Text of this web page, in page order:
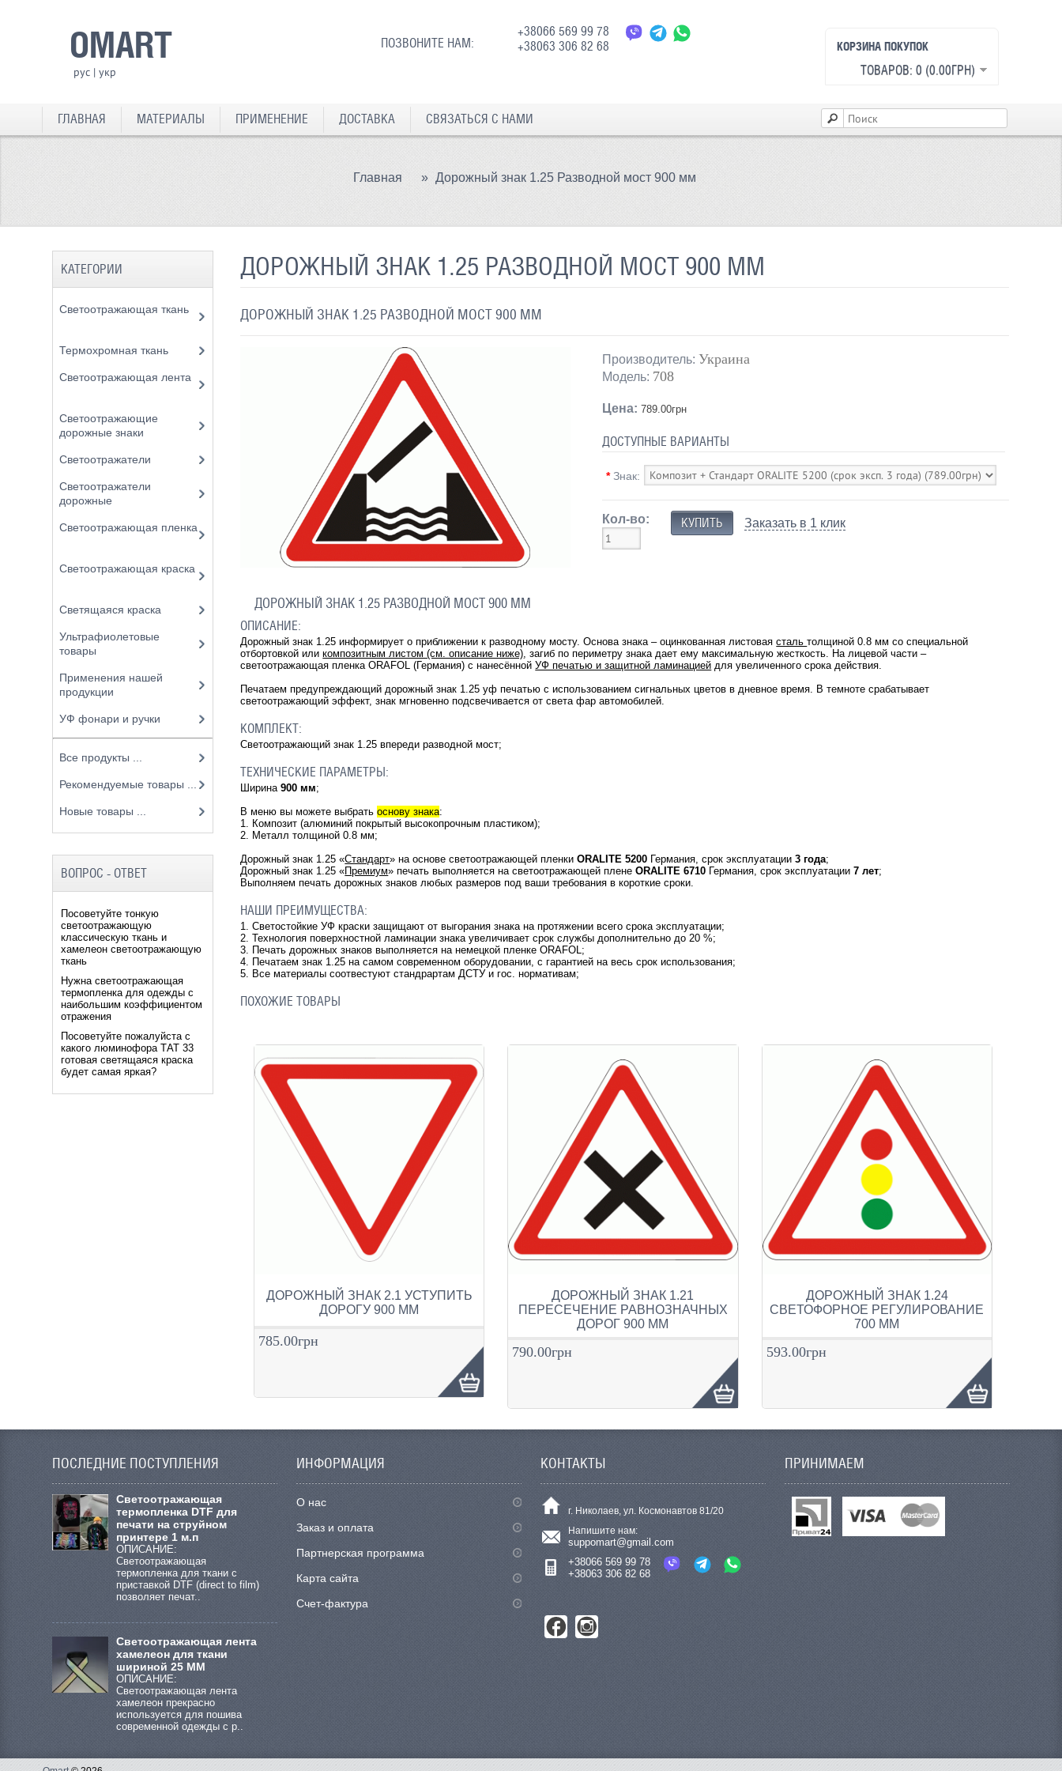
OMART
рус |укр
ПОЗВОНИТЕ НАМ:
+38066 569 99 78
+38063 306 82 68
КОРЗИНА ПОКУПОК
ТОВАРОВ: 0 (0.00ГРН)
ГЛАВНАЯ МАТЕРИАЛЫ ПРИМЕНЕНИЕ ДОСТАВКА СВЯЗАТЬСЯ С НАМИ
Главная » Дорожный знак 1.25 Разводной мост 900 мм
ДОРОЖНЫЙ ЗНАК 1.25 РАЗВОДНОЙ МОСТ 900 ММ
ДОРОЖНЫЙ ЗНАК 1.25 РАЗВОДНОЙ МОСТ 900 ММ
Производитель: Украина
Модель: 708
Цена: 789.00грн
ДОСТУПНЫЕ ВАРИАНТЫ
* Знак:
Кол-во: Заказать в 1 клик
ДОРОЖНЫЙ ЗНАК 1.25 РАЗВОДНОЙ МОСТ 900 ММ
ОПИСАНИЕ:
Дорожный знак 1.25 информирует о приближении к разводному мосту. Основа знака – оцинкованная листоваястальтолщиной 0.8 мм со специальной
отбортовкой иликомпозитным листом (см. описание ниже) , загиб по периметру знака дает ему максимальную жесткость. На лицевой части –
светоотражающая пленка ORAFOL (Германия) с нанесённойУФ печатью и защитной ламинацией для увеличенного срока действия.
Печатаем предупреждающий дорожный знак 1.25уф печатью с использованием сигнальных цветов в дневное время. В темноте срабатывает
светоотражающий эффект, знак мгновенно подсвечивается от света фар автомобилей.
КОМПЛЕКТ:
Светоотражающий знак 1.25 впереди разводной мост;
ТЕХНИЧЕСКИЕ ПАРАМЕТРЫ:
Ширина900 мм;
В меню вы можете выбратьоснову знака:
1. Композит (алюминий покрытый высокопрочным пластиком);
2. Металл толщиной 0.8 мм;
Дорожный знак 1.25 «Стандарт»на основе светоотражающей пленкиORALITE 5200 Германия, срок эксплуатации3 года;
Дорожный знак 1.25«Премиум» печать выполняется на светоотражающей плене ORALITE6710 Германия, срок эксплуатации7 лет;
Выполняем печать дорожных знаков любых размеров под ваши требования в короткие сроки.
НАШИ ПРЕИМУЩЕСТВА:
1. Светостойкие УФ краски защищают от выгорания знака на протяжении всего срока эксплуатации;
2. Технология поверхностной ламинации знака увеличивает срок службы дополнительно до 20 %;
3. Печать дорожных знаков выполняется на немецкой пленке ORAFOL;
4. Печатаем знак 1.25 на самом современном оборудовании, с гарантией на весь срок использования;
5. Все материалы соотвестуют стандрартам ДСТУ и гос. нормативам;
ПОХОЖИЕ ТОВАРЫ
ДОРОЖНЫЙ ЗНАК 2.1 УСТУПИТЬ
ДОРОГУ 900 ММ
785.00грн
ДОРОЖНЫЙ ЗНАК 1.21
ПЕРЕСЕЧЕНИЕ РАВНОЗНАЧНЫХ
ДОРОГ 900 ММ
790.00грн
ДОРОЖНЫЙ ЗНАК 1.24
СВЕТОФОРНОЕ РЕГУЛИРОВАНИЕ
700 ММ
593.00грн
КАТЕГОРИИ
Светоотражающая ткань
Термохромная ткань
Светоотражающая лента
Светоотражающие
дорожные знаки
Светоотражатели
Светоотражатели
дорожные
Светоотражающая пленка
Светоотражающая краска
Светящаяся краска
Ультрафиолетовые
товары
Применения нашей
продукции
УФ фонари и ручки
Все продукты ...
Рекомендуемые товары ...
Новые товары ...
ВОПРОС - ОТВЕТ
Посоветуйте тонкую
светоотражающую
классическую ткань и
хамелеон светоотражающую
ткань
Нужна светоотражающая
термопленка для одежды с
наибольшим коэффициентом
отражения
Посоветуйте пожалуйста с
какого люминофора ТАТ 33
готовая светящаяся краска
будет самая яркая?
ПОСЛЕДНИЕ ПОСТУПЛЕНИЯ
Cветоотражающая
термопленка DTF для
печати на струйном
принтере 1 м.п
ОПИСАНИЕ:
Светоотражающая
термопленка для ткани с
приставкой DTF (direct to film)
позволяет печат..
Светоотражающая лента
хамелеон для ткани
шириной 25 ММ
ОПИСАНИЕ:
Светоотражающая лента
хамелеон прекрасно
используется для пошива
современной одежды с р..
ИНФОРМАЦИЯ
О нас
Заказ и оплата
Партнерская программа
Карта сайта
Счет-фактура
КОНТАКТЫ
г. Николаев, ул. Космонавтов 81/20
Напишите нам:
suppomart@gmail.com
+38066 569 99 78
+38063 306 82 68
ПРИНИМАЕМ